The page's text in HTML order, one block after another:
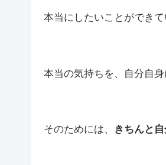
本当にしたいことができ
本当の気持ちを、自分自
そのためには、 きちんと